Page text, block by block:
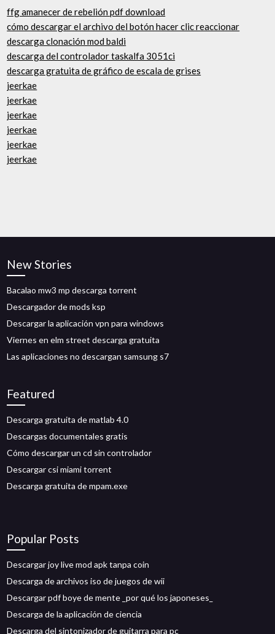
ffg amanecer de rebelión pdf download
cómo descargar el archivo del botón hacer clic reaccionar
descarga clonación mod baldi
descarga del controlador taskalfa 3051ci
descarga gratuita de gráfico de escala de grises
jeerkae
jeerkae
jeerkae
jeerkae
jeerkae
jeerkae
New Stories
Bacalao mw3 mp descarga torrent
Descargador de mods ksp
Descargar la aplicación vpn para windows
Viernes en elm street descarga gratuita
Las aplicaciones no descargan samsung s7
Featured
Descarga gratuita de matlab 4.0
Descargas documentales gratis
Cómo descargar un cd sin controlador
Descargar csi miami torrent
Descarga gratuita de mpam.exe
Popular Posts
Descargar joy live mod apk tanpa coin
Descarga de archivos iso de juegos de wii
Descargar pdf boye de mente _por qué los japoneses_
Descarga de la aplicación de ciencia
Descarga del sintonizador de guitarra para pc